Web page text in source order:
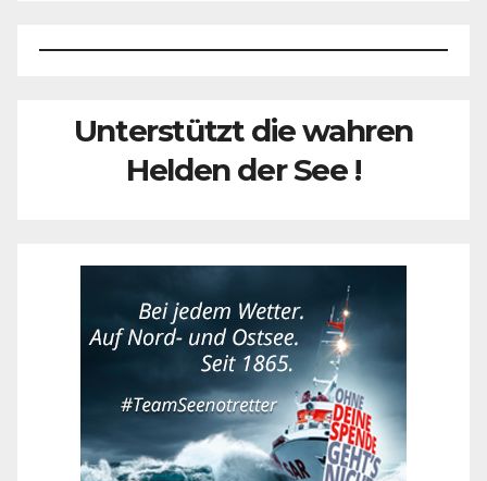
Unterstützt die wahren
Helden der See !